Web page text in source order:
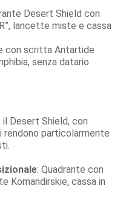
Desert Shield con
lancette miste e cassa
con scritta Antartide
senza datario.
Desert Shield, con
particolarmente
: Quadrante con
Komandirskie, cassa in